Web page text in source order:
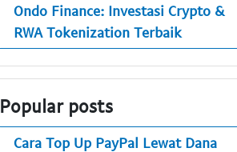
Ondo Finance: Investasi Crypto &
RWA Tokenization Terbaik
Popular posts
Cara Top Up PayPal Lewat Dana